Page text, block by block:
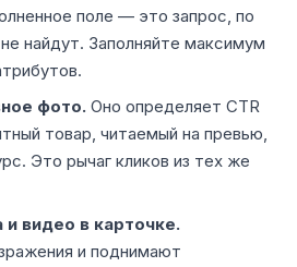
поле — это запрос, по
найдут. Заполняйте максимум
фото. Оно определяет CTR
товар, читаемый на превью,
Это рычаг кликов из тех же
видео в карточке.
и поднимают